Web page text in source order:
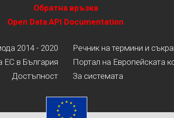
Обратна връзка
Open Data API Documentation
2014 - 2020
ЕС в България
Достъпност
Речник на термини и
Портал на Европейската
За системата